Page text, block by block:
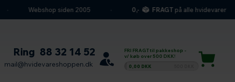
Webshop siden 2005 0,- FRAGTpå alle hvidevarer
Ring 88 32 14 52
mail@hvidevareshoppen.dk
FRI FRAGT til pakkeshop -
v/ køb over 500 DKK!
0,00 DKK